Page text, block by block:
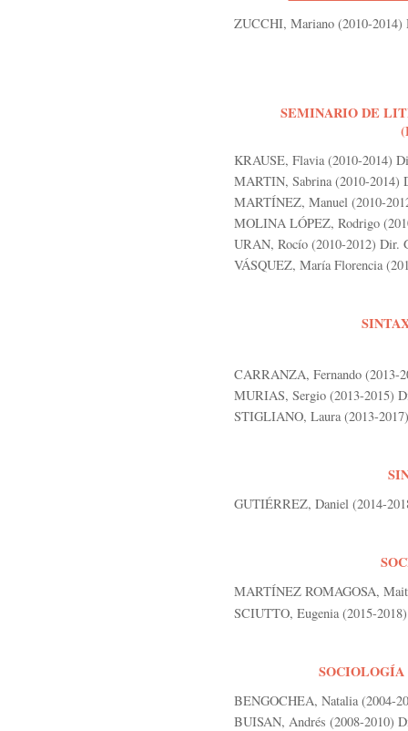
ZUCCHI, Mariano (2010-
SEMINARIO DE
KRAUSE, Flavia (2010-2014)
MARTIN, Sabrina (2010-2014)
MARTÍNEZ, Manuel (2010-
MOLINA LÓPEZ, Rodrigo
URAN, Rocío (2010-2012) Dir.
VÁSQUEZ, María Florencia
CARRANZA, Fernando (2013-
MURIAS, Sergio (2013-2015)
STIGLIANO, Laura (2013-
GUTIÉRREZ, Daniel (2014-
MARTÍNEZ ROMAGOSA,
SCIUTTO, Eugenia (2015-
BENGOCHEA, Natalia (2004-
BUISAN, Andrés (2008-2010)